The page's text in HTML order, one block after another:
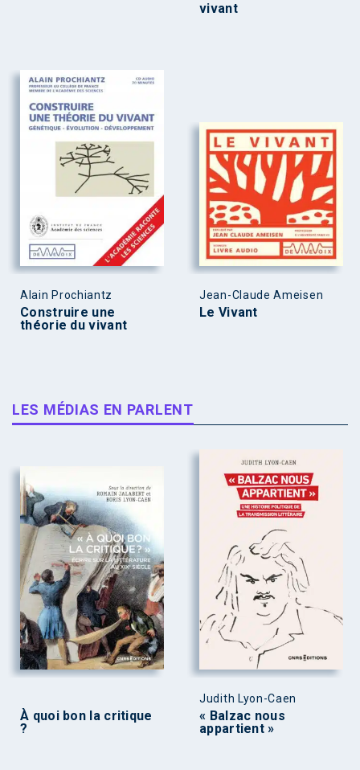
vivant
Alain Prochiantz
Construire une
théorie du vivant
Jean-Claude Ameisen
Le Vivant
LES MÉDIAS EN PARLENT
À quoi bon la critique
?
Judith Lyon-Caen
« Balzac nous
appartient »